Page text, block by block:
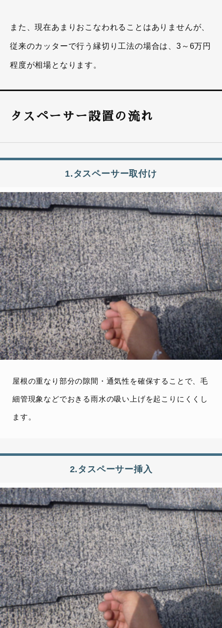
また、現在あまりおこなわれることはありませんが、
従来のカッターで行う縁切り工法の場合は、3～6万円
程度が相場となります。
タスペーサー設置の流れ
1.タスペーサー取付け
屋根の重なり部分の隙間・通気性を確保することで、毛
細管現象などでおきる雨水の吸い上げを起こりにくくし
ます。
2.タスペーサー挿入